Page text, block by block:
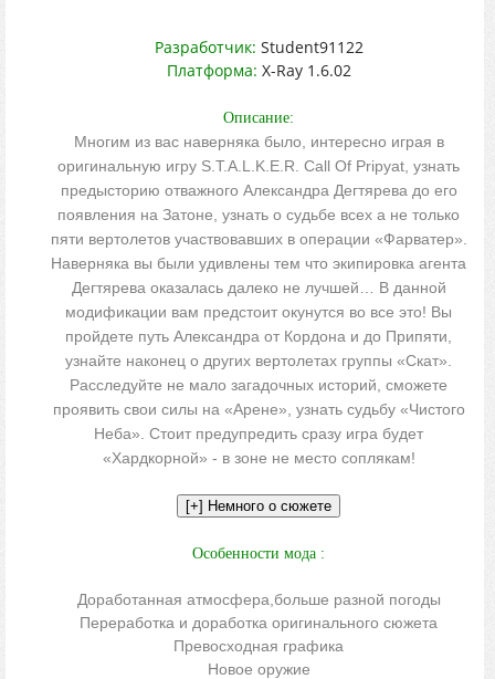
Разработчик: Student91122
Платформа: X-Ray 1.6.02
Описание:
Многим из вас наверняка было, интересно играя в
оригинальную игру S.T.A.L.K.E.R. Call Of Pripyat, узнать
предысторию отважного Александра Дегтярева до его
появления на Затоне, узнать о судьбе всех а не только
пяти вертолетов участвовавших в операции «Фарватер».
Наверняка вы были удивлены тем что экипировка агента
Дегтярева оказалась далеко не лучшей… В данной
модификации вам предстоит окунутся во все это! Вы
пройдете путь Александра от Кордона и до Припяти,
узнайте наконец о других вертолетах группы «Скат».
Расследуйте не мало загадочных историй, сможете
проявить свои силы на «Арене», узнать судьбу «Чистого
Неба». Стоит предупредить сразу игра будет
«Хардкорной» - в зоне не место соплякам!
Особенности мода :
Доработанная атмосфера,больше разной погоды
Переработка и доработка оригинального сюжета
Превосходная графика
Новое оружие